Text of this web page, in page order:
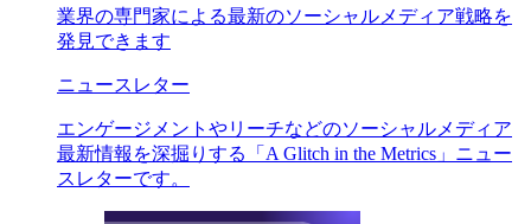
業界の専門家による最新のソーシャルメディア戦略を
発見できます
ニュースレター
エンゲージメントやリーチなどのソーシャルメディア
最新情報を深掘りする「A Glitch in the Metrics」ニュー
スレターです。